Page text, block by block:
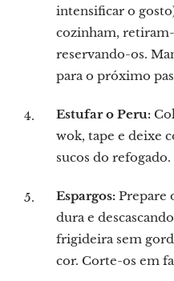
intensificar o
cozinham,
reservando-os.
para o próximo
Estufar o Peru:
wok, tape e deixe
sucos do refogado.
Espargos: Prepare
dura e
frigideira sem
cor. Corte-os em